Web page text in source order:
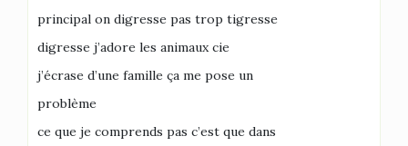
principal on digresse pas trop tigresse
digresse j’adore les animaux cie
j’écrase d’une famille ça me pose un
problème
ce que je comprends pas c’est que dans